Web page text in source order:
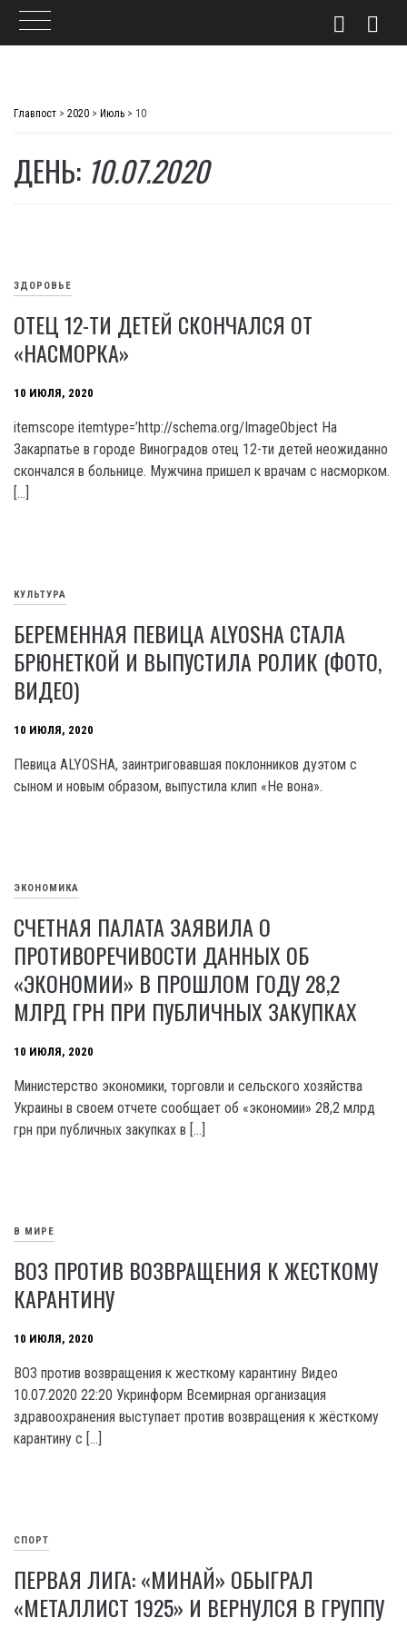
Главпост > 2020 > Июль > 10
ДЕНЬ: 10.07.2020
ЗДОРОВЬЕ
ОТЕЦ 12-ТИ ДЕТЕЙ СКОНЧАЛСЯ ОТ
«НАСМОРКА»
10 ИЮЛЯ, 2020
itemscope itemtype=’http://schema.org/ImageObject На
Закарпатье в городе Виноградов отец 12-ти детей неожиданно
скончался в больнице. Мужчина пришел к врачам с насморком.
[…]
КУЛЬТУРА
БЕРЕМЕННАЯ ПЕВИЦА ALYOSHA СТАЛА
БРЮНЕТКОЙ И ВЫПУСТИЛА РОЛИК (ФОТО,
ВИДЕО)
10 ИЮЛЯ, 2020
Певица ALYOSHA, заинтриговавшая поклонников дуэтом с
сыном и новым образом, выпустила клип «Не вона».
ЭКОНОМИКА
СЧЕТНАЯ ПАЛАТА ЗАЯВИЛА О
ПРОТИВОРЕЧИВОСТИ ДАННЫХ ОБ
«ЭКОНОМИИ» В ПРОШЛОМ ГОДУ 28,2
МЛРД ГРН ПРИ ПУБЛИЧНЫХ ЗАКУПКАХ
10 ИЮЛЯ, 2020
Министерство экономики, торговли и сельского хозяйства
Украины в своем отчете сообщает об «экономии» 28,2 млрд
грн при публичных закупках в […]
В МИРЕ
ВОЗ ПРОТИВ ВОЗВРАЩЕНИЯ К ЖЕСТКОМУ
КАРАНТИНУ
10 ИЮЛЯ, 2020
ВОЗ против возвращения к жесткому карантину Видео
10.07.2020 22:20 Укринформ Всемирная организация
здравоохранения выступает против возвращения к жёсткому
карантину с […]
СПОРТ
ПЕРВАЯ ЛИГА: «МИНАЙ» ОБЫГРАЛ
«МЕТАЛЛИСТ 1925» И ВЕРНУЛСЯ В ГРУППУ